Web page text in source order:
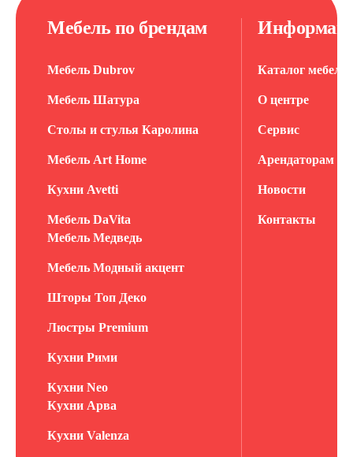
Мебель по брендам
Мебель Dubrov
Мебель Шатура
Столы и стулья Каролина
Мебель Art Home
Кухни Avetti
Мебель DaVita
Мебель Медведь
Мебель Модный акцент
Шторы Топ Деко
Люстры Premium
Кухни Рими
Кухни Neo
Кухни Арва
Кухни Valenza
Каталог мебели
О центре
Сервис
Арендаторам
Новости
Контакты